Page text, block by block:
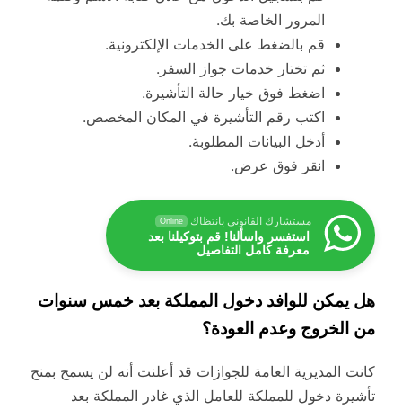
المرور الخاصة بك.
قم بالضغط على الخدمات الإلكترونية.
ثم تختار خدمات جواز السفر.
اضغط فوق خيار حالة التأشيرة.
اكتب رقم التأشيرة في المكان المخصص.
أدخل البيانات المطلوبة.
انقر فوق عرض.
مستشارك القانوني بانتظاك Online
استفسر واسألنا! قم بتوكيلنا بعد
معرفة كامل التفاصيل
هل يمكن للوافد دخول المملكة بعد خمس سنوات
من الخروج وعدم العودة؟
كانت المديرية العامة للجوازات قد أعلنت أنه لن يسمح بمنح
تأشيرة دخول للمملكة للعامل الذي غادر المملكة بعد